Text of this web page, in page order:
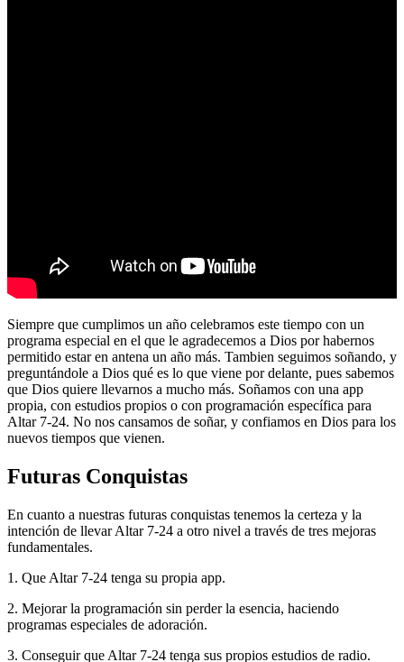
Siempre que cumplimos un año celebramos este tiempo con un
programa especial en el que le agradecemos a Dios por habernos
permitido estar en antena un año más. Tambien seguimos soñando, y
preguntándole a Dios qué es lo que viene por delante, pues sabemos
que Dios quiere llevarnos a mucho más. Soñamos con una app
propia, con estudios propios o con programación específica para
Altar 7-24. No nos cansamos de soñar, y confiamos en Dios para los
nuevos tiempos que vienen.
Futuras Conquistas
En cuanto a nuestras futuras conquistas tenemos la certeza y la
intención de llevar Altar 7-24 a otro nivel a través de tres mejoras
fundamentales.
1. Que Altar 7-24 tenga su propia app.
2. Mejorar la programación sin perder la esencia, haciendo
programas especiales de adoración.
3. Conseguir que Altar 7-24 tenga sus propios estudios de radio.